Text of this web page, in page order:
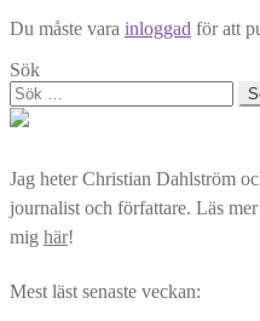
Du måste vara inloggad för att
Sök
Sök
efter:
Jag heter Christian Dahlström
journalist och författare. Läs
mig här!
Mest läst senaste veckan: